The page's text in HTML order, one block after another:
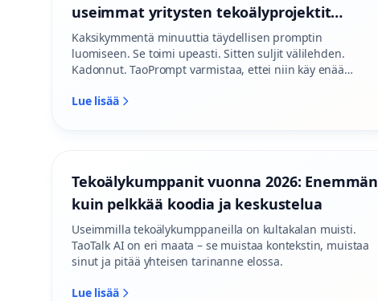
useimmat yritysten tekoälyprojektit
törmäävät seinään
Kaksikymmentä minuuttia täydellisen promptin
luomiseen. Se toimi upeasti. Sitten suljit välilehden.
Kadonnut. TaoPrompt varmistaa, ettei niin käy enää
Lue lisää
Tekoälykumppanit vuonna 2026: Enemmän
kuin pelkkää koodia ja keskustelua
Useimmilla tekoälykumppaneilla on kultakalan muisti.
TaoTalk AI on eri maata – se muistaa kontekstin, muistaa
sinut ja pitää yhteisen tarinanne elossa.
Lue lisää